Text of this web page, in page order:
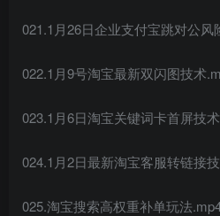
021.1月26日企业支付宝跳对公
022.1月9号淘宝最新双闪图技术
023.1月6日淘宝关键词卡首屏技
024.1月2日最新淘宝客服转链接
025.淘宝搜索高权重补单玩法